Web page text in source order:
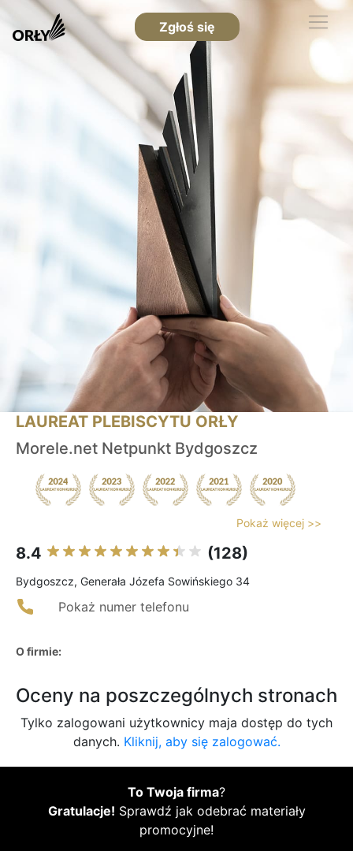
Zgłoś się
LAUREAT PLEBISCYTU ORŁY
Morele.net Netpunkt Bydgoszcz
Pokaż więcej >>
8.4 (128)
Bydgoszcz, Generała Józefa Sowińskiego 34
Pokaż numer telefonu
O firmie:
Oceny na poszczególnych stronach
Tylko zalogowani użytkownicy maja dostęp do tych
danych. Kliknij, aby się zalogować.
To Twoja firma?
Gratulacje! Sprawdź jak odebrać materiały
promocyjne!